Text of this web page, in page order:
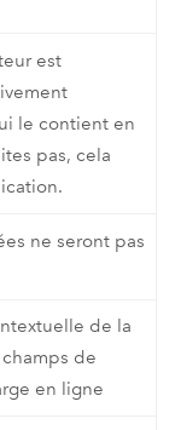
est
le contient en
pas, cela
ne seront pas
de la
de
en ligne